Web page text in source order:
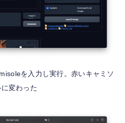
を入力し実行。赤いキャミソ
に変わった